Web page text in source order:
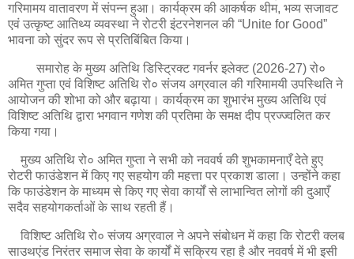
गरिमामय वातावरण में संपन्न हुआ। कार्यक्रम की आकर्षक थीम, भव्य सजावट
एवं उत्कृष्ट आतिथ्य व्यवस्था ने रोटरी इंटरनेशनल की “Unite for Good”
भावना को सुंदर रूप से प्रतिबिंबित किया।
समारोह के मुख्य अतिथि डिस्ट्रिक्ट गवर्नर इलेक्ट (2026-27) रो०
अमित गुप्ता एवं विशिष्ट अतिथि रो० संजय अग्रवाल की गरिमामयी उपस्थिति ने
आयोजन की शोभा को और बढ़ाया। कार्यक्रम का शुभारंभ मुख्य अतिथि एवं
विशिष्ट अतिथि द्वारा भगवान गणेश की प्रतिमा के समक्ष दीप प्रज्ज्वलित कर
किया गया।
मुख्य अतिथि रो० अमित गुप्ता ने सभी को नववर्ष की शुभकामनाएँ देते हुए
रोटरी फाउंडेशन में किए गए सहयोग की महत्ता पर प्रकाश डाला। उन्होंने कहा
कि फाउंडेशन के माध्यम से किए गए सेवा कार्यों से लाभान्वित लोगों की दुआएँ
सदैव सहयोगकर्ताओं के साथ रहती हैं।
विशिष्ट अतिथि रो० संजय अग्रवाल ने अपने संबोधन में कहा कि रोटरी क्लब
साउथएंड निरंतर समाज सेवा के कार्यों में सक्रिय रहा है और नववर्ष में भी इसी